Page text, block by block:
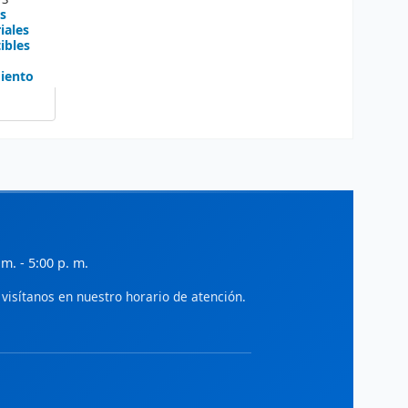
- 5:00 p. m.
en nuestro horario de atención.